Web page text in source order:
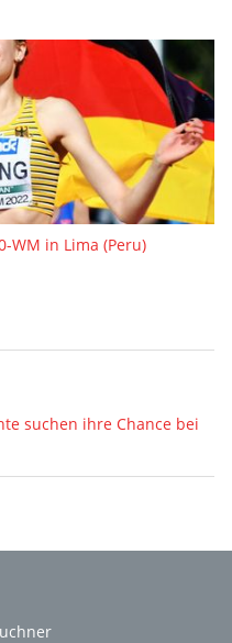
WM in Lima (Peru)
suchen ihre Chance bei